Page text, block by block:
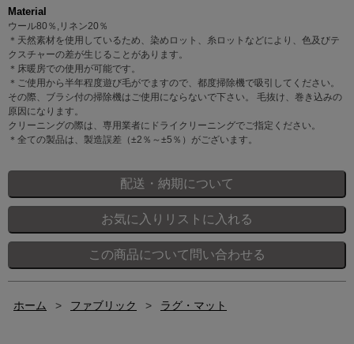
Material
ウール80％,リネン20％
＊天然素材を使用しているため、染めロット、糸ロットなどにより、色及びテ
クスチャーの差が生じることがあります。
＊床暖房での使用が可能です。
＊ご使用から半年程度遊び毛がでますので、都度掃除機で吸引してください。
その際、ブラシ付の掃除機はご使用にならないで下さい。 毛抜け、巻き込みの
原因になります。
クリーニングの際は、専用業者にドライクリーニングでご指定ください。
＊全ての製品は、製造誤差（±2％～±5％）がございます。
ホーム > ファブリック > ラグ・マット